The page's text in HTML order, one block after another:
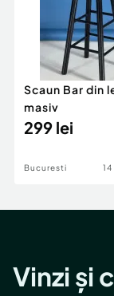
Scaun Bar din
masiv
299 lei
Bucuresti
Vinzi și